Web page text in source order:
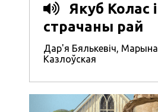
Якуб Колас і
страчаны рай
Дар'я Бялькевіч, Марына
Казлоўская